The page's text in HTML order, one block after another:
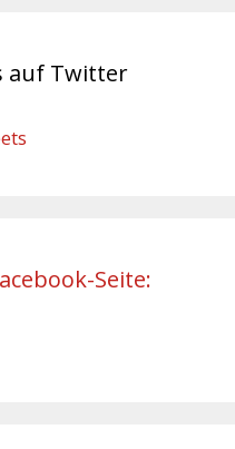
auf Twitter
Seite: